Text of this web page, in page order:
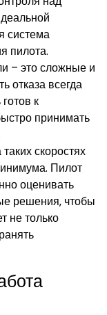
система
пилота.
– это сложные и
отказа всегда
к
принимать
скоростях
Пилот
оценивать
решения‚ чтобы
не только